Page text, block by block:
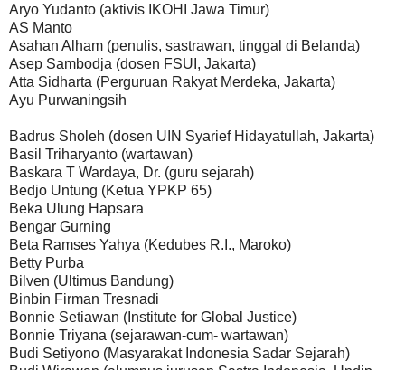
Aryo Yudanto (aktivis IKOHI Jawa Timur)
AS Manto
Asahan Alham (penulis, sastrawan, tinggal di Belanda)
Asep Sambodja (dosen FSUI, Jakarta)
Atta Sidharta (Perguruan Rakyat Merdeka, Jakarta)
Ayu Purwaningsih
Badrus Sholeh (dosen UIN Syarief Hidayatullah, Jakarta)
Basil Triharyanto (wartawan)
Baskara T Wardaya, Dr. (guru sejarah)
Bedjo Untung (Ketua YPKP 65)
Beka Ulung Hapsara
Bengar Gurning
Beta Ramses Yahya (Kedubes R.I., Maroko)
Betty Purba
Bilven (Ultimus Bandung)
Binbin Firman Tresnadi
Bonnie Setiawan (Institute for Global Justice)
Bonnie Triyana (sejarawan-cum- wartawan)
Budi Setiyono (Masyarakat Indonesia Sadar Sejarah)